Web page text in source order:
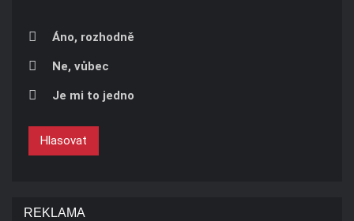
Áno, rozhodně
Ne, vůbec
Je mi to jedno
Hlasovat
REKLAMA